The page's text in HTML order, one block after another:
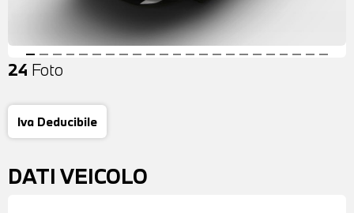
24 Foto
Iva Deducibile
DATI VEICOLO